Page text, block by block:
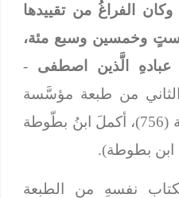
وكان الفراغُ من تقييدها
وخمسين وسبع مئة،
الَّذين اصطفى-
الثاني من طبعة مؤسَّسة
الرِّسالة، 3/ذي الحِجَّة/ سنة (756)، أكملَ ابنُ بطّوطة
ابن بطوطة).
نفسهِ من الطبعة